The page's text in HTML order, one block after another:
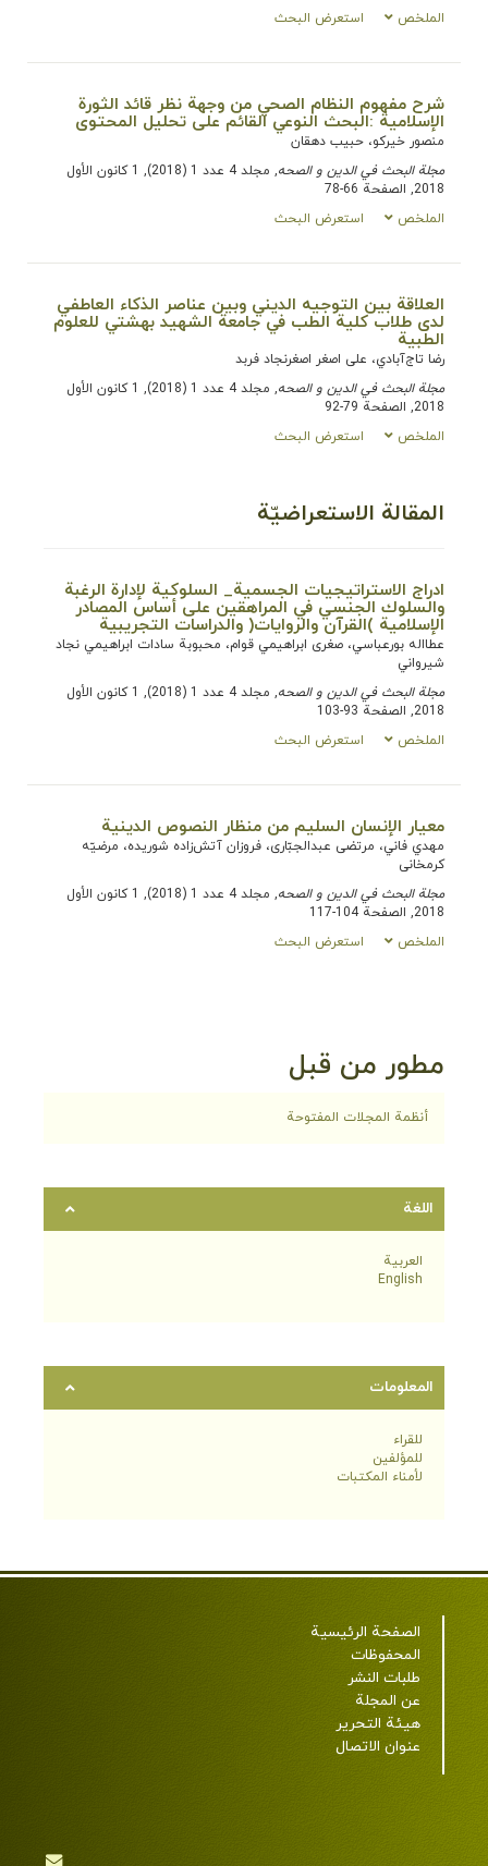
الملخص
استعرض البحث
شرح مفهوم النظام الصحي من وجهة نظر قائد الثورة
الإسلامية :البحث النوعي القائم على تحليل المحتوى
منصور خیركو، حبیب دهقان
مجلة البحث في الدین و الصحه
, مجلد 4 عدد 1 (2018), 1 كانون الأول
2018, الصفحة 66-78
الملخص
استعرض البحث
العلاقة بين التوجيه الديني وبين عناصر الذكاء العاطفي
لدى طلاب كلية الطب في جامعة الشهيد بهشتي للعلوم
الطبية
رضا تاج‌آبادي، علی اصغر اصغرنجاد فربد
مجلة البحث في الدین و الصحه
, مجلد 4 عدد 1 (2018), 1 كانون الأول
2018, الصفحة 79-92
الملخص
استعرض البحث
المقالة الاستعراضيّة
ادراج الاستراتيجيات الجسمية_ السلوكية لإدارة الرغبة
والسلوك الجنسي في المراهقين على أساس المصادر
الإسلامية )القرآن والروايات( والدراسات التجريبية
عطااله بورعباسي، صغرى ابراهيمي قوام، محبوبة سادات ابراهيمي نجاد
شيرواني
مجلة البحث في الدین و الصحه
, مجلد 4 عدد 1 (2018), 1 كانون الأول
2018, الصفحة 93-103
الملخص
استعرض البحث
معيار الإنسان السليم من منظار النصوص الدينية
مهدي فاني، مرتضی عبدالجبّاری، فروزان آتش‌زاده شوريده، مرضيّه
کرمخانی
مجلة البحث في الدین و الصحه
, مجلد 4 عدد 1 (2018), 1 كانون الأول
2018, الصفحة 104-117
الملخص
استعرض البحث
مطور من قبل
أنظمة المجلات المفتوحة
اللغة
العربية
English
المعلومات
للقراء
للمؤلفين
لأمناء المكتبات
الصفحة الرئيسية
المحفوظات
طلبات النشر
عن المجلة
هيئة التحرير
عنوان الاتصال